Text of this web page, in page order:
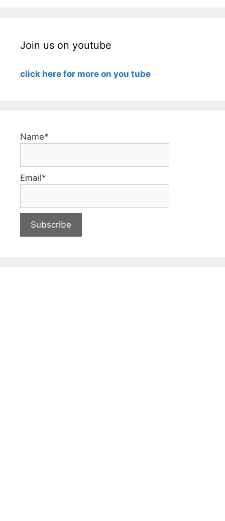
Join us on youtube
click here for more on you tube
Name*
Email*